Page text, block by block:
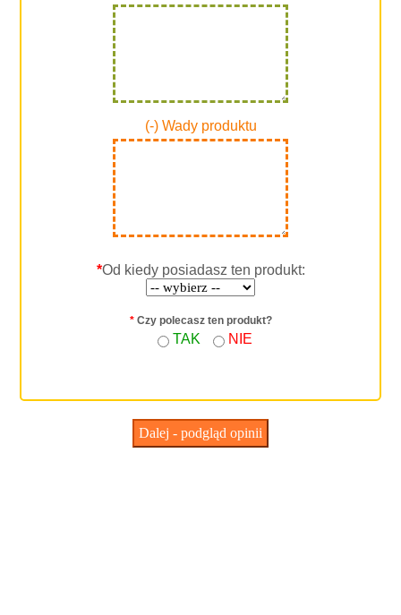
(-) Wady produktu
*Od kiedy posiadasz ten produkt:
*Czy polecasz ten produkt?
TAK NIE